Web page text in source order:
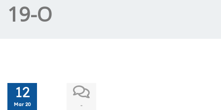
19-O
12
Mar 20 -